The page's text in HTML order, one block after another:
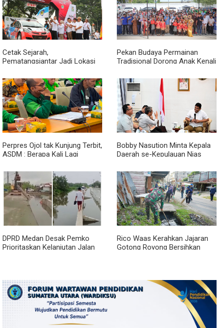
Cetak Sejarah,
Pematangsiantar Jadi Lokasi
2026
Pekan Budaya Permainan
Tradisional Dorong Anak Kenali
Ketergantungan Gadget
Perpres Ojol tak Kunjung Terbit,
ASDM : Berapa Kali Lagi
Janji?
Bobby Nasution Minta Kepala
Daerah se-Kepulauan Nias
DPRD Medan Desak Pemko
Prioritaskan Kelanjutan Jalan
Rico Waas Kerahkan Jajaran
Gotong Royong Bersihkan